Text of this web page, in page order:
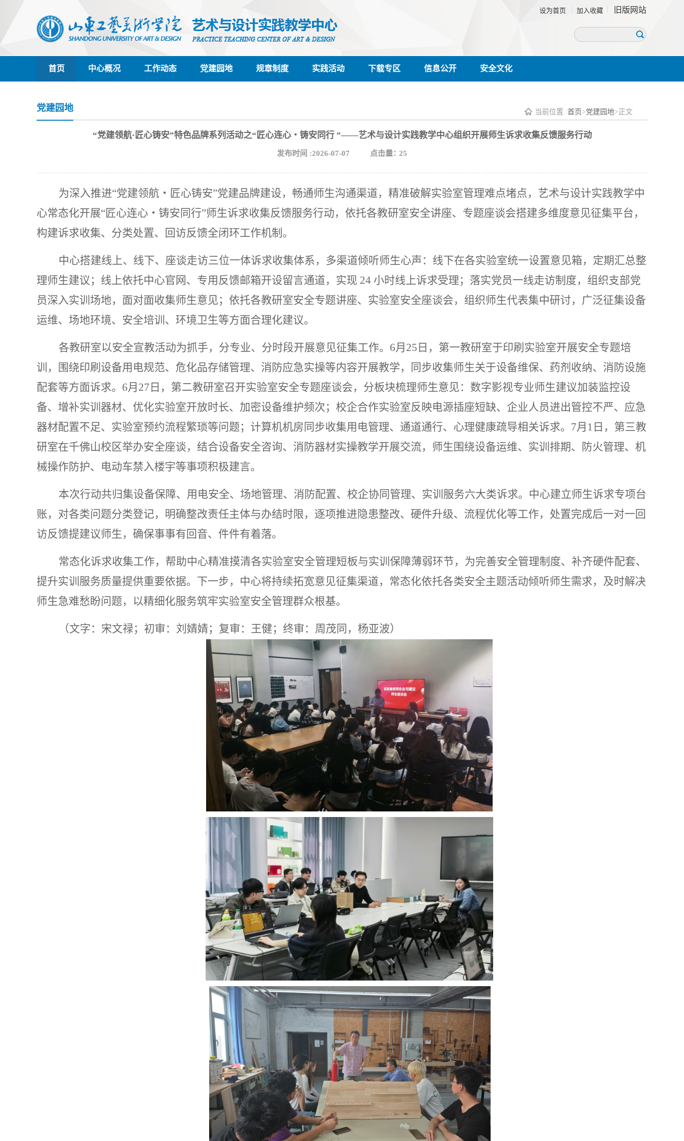
设为首页 加入收藏 旧版网站
首页 中心概况 工作动态 党建园地 规章制度 实践活动 下载专区 信息公开 安全文化
党建园地 当前位置 :首页 >党建园地> 正文
“党建领航·匠心铸安”特色品牌系列活动之“匠心连心・铸安同行 ”——艺术与设计实践教学中心组织开展师生诉求收集反馈服务行动
发布时间 :2026-07-07 点击量：25
为深入推进“党建领航・匠心铸安”党建品牌建设，畅通师生沟通渠道，精准破解实验室管理难点堵点，艺术与设计实践教学中
心常态化开展“匠心连心・铸安同行”师生诉求收集反馈服务行动，依托各教研室安全讲座、专题座谈会搭建多维度意见征集平台，
构建诉求收集、分类处置、回访反馈全闭环工作机制。
中心搭建线上、线下、座谈走访三位一体诉求收集体系，多渠道倾听师生心声：线下在各实验室统一设置意见箱，定期汇总整
理师生建议；线上依托中心官网、专用反馈邮箱开设留言通道，实现 24 小时线上诉求受理；落实党员一线走访制度，组织支部党
员深入实训场地，面对面收集师生意见；依托各教研室安全专题讲座、实验室安全座谈会，组织师生代表集中研讨，广泛征集设备
运维、场地环境、安全培训、环境卫生等方面合理化建议。
各教研室以安全宣教活动为抓手，分专业、分时段开展意见征集工作。 6月25日，第一教研室于印刷实验室开展安全专题培
训，围绕印刷设备用电规范、危化品存储管理、消防应急实操等内容开展教学，同步收集师生关于设备维保、药剂收纳、消防设施
配套等方面诉求。6月27日，第二教研室召开实验室安全专题座谈会，分板块梳理师生意见：数字影视专业师生建议加装监控设
备、增补实训器材、优化实验室开放时长、加密设备维护频次；校企合作实验室反映电源插座短缺、企业人员进出管控不严、应急
器材配置不足、实验室预约流程繁琐等问题；计算机机房同步收集用电管理、通道通行、心理健康疏导相关诉求。7月1日，第三教
研室在千佛山校区举办安全座谈，结合设备安全咨询、消防器材实操教学开展交流，师生围绕设备运维、实训排期、防火管理、机
械操作防护、电动车禁入楼宇等事项积极建言。
本次行动共归集设备保障、用电安全、场地管理、消防配置、校企协同管理、实训服务六大类诉求。中心建立师生诉求专项台
账，对各类问题分类登记，明确整改责任主体与办结时限，逐项推进隐患整改、硬件升级、流程优化等工作，处置完成后一对一回
访反馈提建议师生，确保事事有回音、件件有着落。
常态化诉求收集工作，帮助中心精准摸清各实验室安全管理短板与实训保障薄弱环节，为完善安全管理制度、补齐硬件配套、
提升实训服务质量提供重要依据。下一步，中心将持续拓宽意见征集渠道，常态化依托各类安全主题活动倾听师生需求，及时解决
师生急难愁盼问题，以精细化服务筑牢实验室安全管理群众根基。
（文字：宋文禄；初审：刘婧婧；复审：王健；终审：周茂同，杨亚波）